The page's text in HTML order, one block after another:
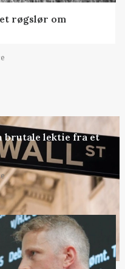
røgslør om
brutale lektie fra et